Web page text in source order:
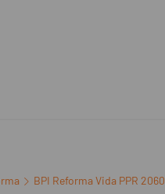
BPI Reforma Vida PPR 2060